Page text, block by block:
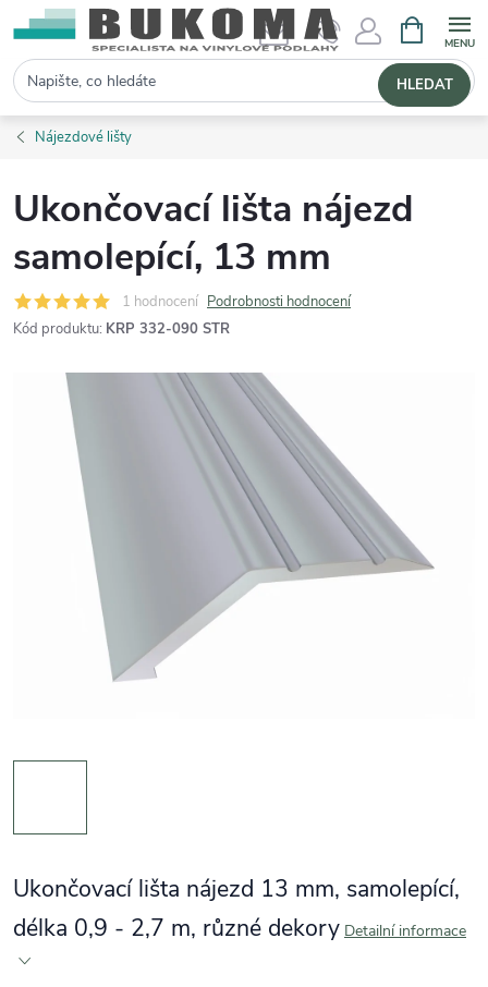
Hledat HLEDAT
Nájezdové lišty
Ukončovací lišta nájezd
samolepící, 13 mm
1 hodnocení Podrobnosti hodnocení
Kód produktu: KRP 332-090 STR
Ukončovací lišta nájezd 13 mm, samolepící,
délka 0,9 - 2,7 m, různé dekory Detailní informace